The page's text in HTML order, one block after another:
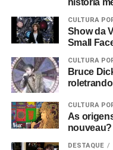
CULTURA
Show da
Small
CULTURA
Bruce
CULTURA
As
nouveau?
DESTAQUE